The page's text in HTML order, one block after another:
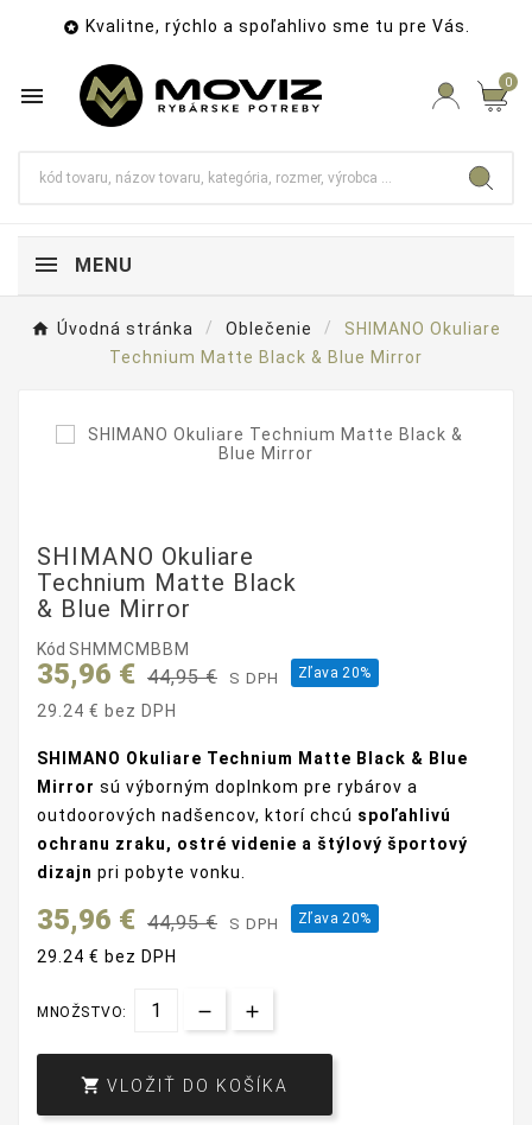
 Kvalitne, rýchlo a spoľahlivo sme tu pre Vás.
 0
MENU
Úvodná stránka Oblečenie
SHIMANO Okuliare
Technium Matte Black & Blue Mirror
SHIMANO Okuliare
Technium Matte Black
& Blue Mirror
Kód SHMMCMBBM
35,96 € 44,95 € S DPH Zľava 20%
29.24 € bez DPH
SHIMANO Okuliare Technium Matte Black & Blue
Mirror sú výborným doplnkom pre rybárov a
outdoorových nadšencov, ktorí chcú spoľahlivú
ochranu zraku, ostré videnie a štýlový športový
dizajn pri pobyte vonku.
35,96 € 44,95 € S DPH Zľava 20%
29.24 € bez DPH
MNOŽSTVO:
 VLOŽIŤ DO KOŠÍKA